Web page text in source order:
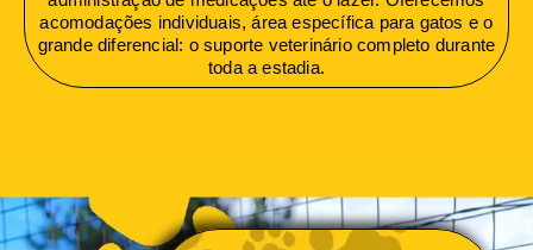
acomodações individuais, área específica para gatos e o
grande diferencial: o suporte veterinário completo durante
toda a estadia.